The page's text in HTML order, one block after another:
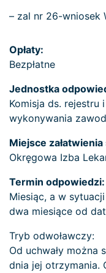
– zal nr 26-wniosek
Opłaty:
Bezpłatne
Jednostka
Komisja ds. rejestru
wykonywania
Miejsce
Okręgowa Izba
Termin odpowiedzi:
Miesiąc, a w
dwa miesiące od
Tryb odwoławczy:
Od uchwały można
dnia jej otrzymania.